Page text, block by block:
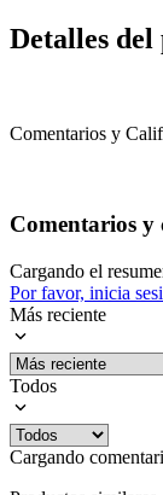
Detalles
Comentarios y
Comentarios y
Cargando el
Por favor, inicia
Más reciente
Todos
Cargando